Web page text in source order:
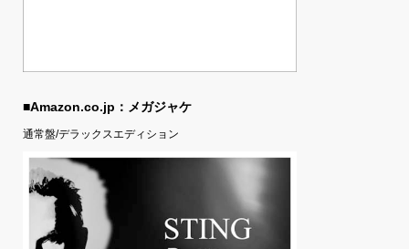
■Amazon.co.jp：メガジャケ
通常盤/デラックスエディション